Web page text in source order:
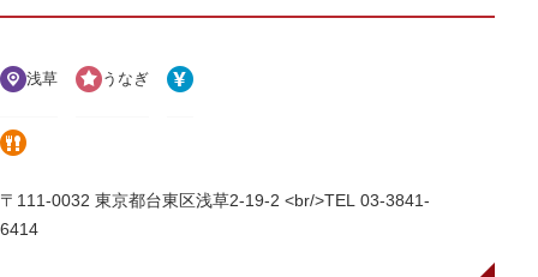
浅草 うなぎ
〒111-0032 東京都台東区浅草2-19-2 <br/>TEL 03-3841-
6414